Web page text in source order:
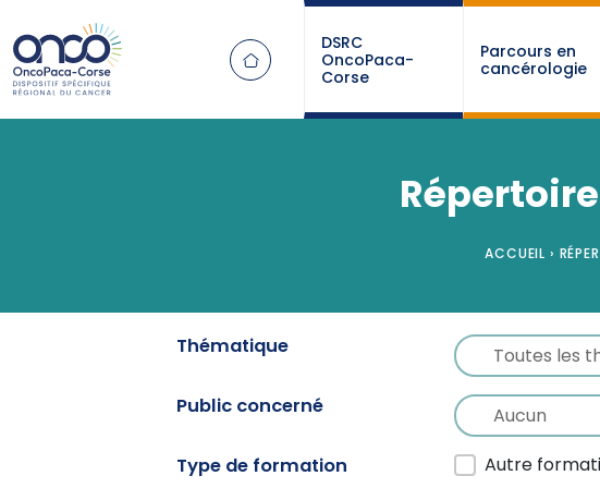
DSRC
OncoPaca-
Corse
Parcours en
cancérologie
ACCUEIL ›
Thématique Formations -
Sélectionnez le
Public concerné Formations -
Sélectionnez le
Type de formation Formations -
Autre